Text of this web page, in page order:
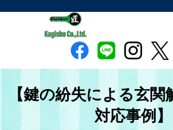
【鍵の紛失による玄
対応事例】